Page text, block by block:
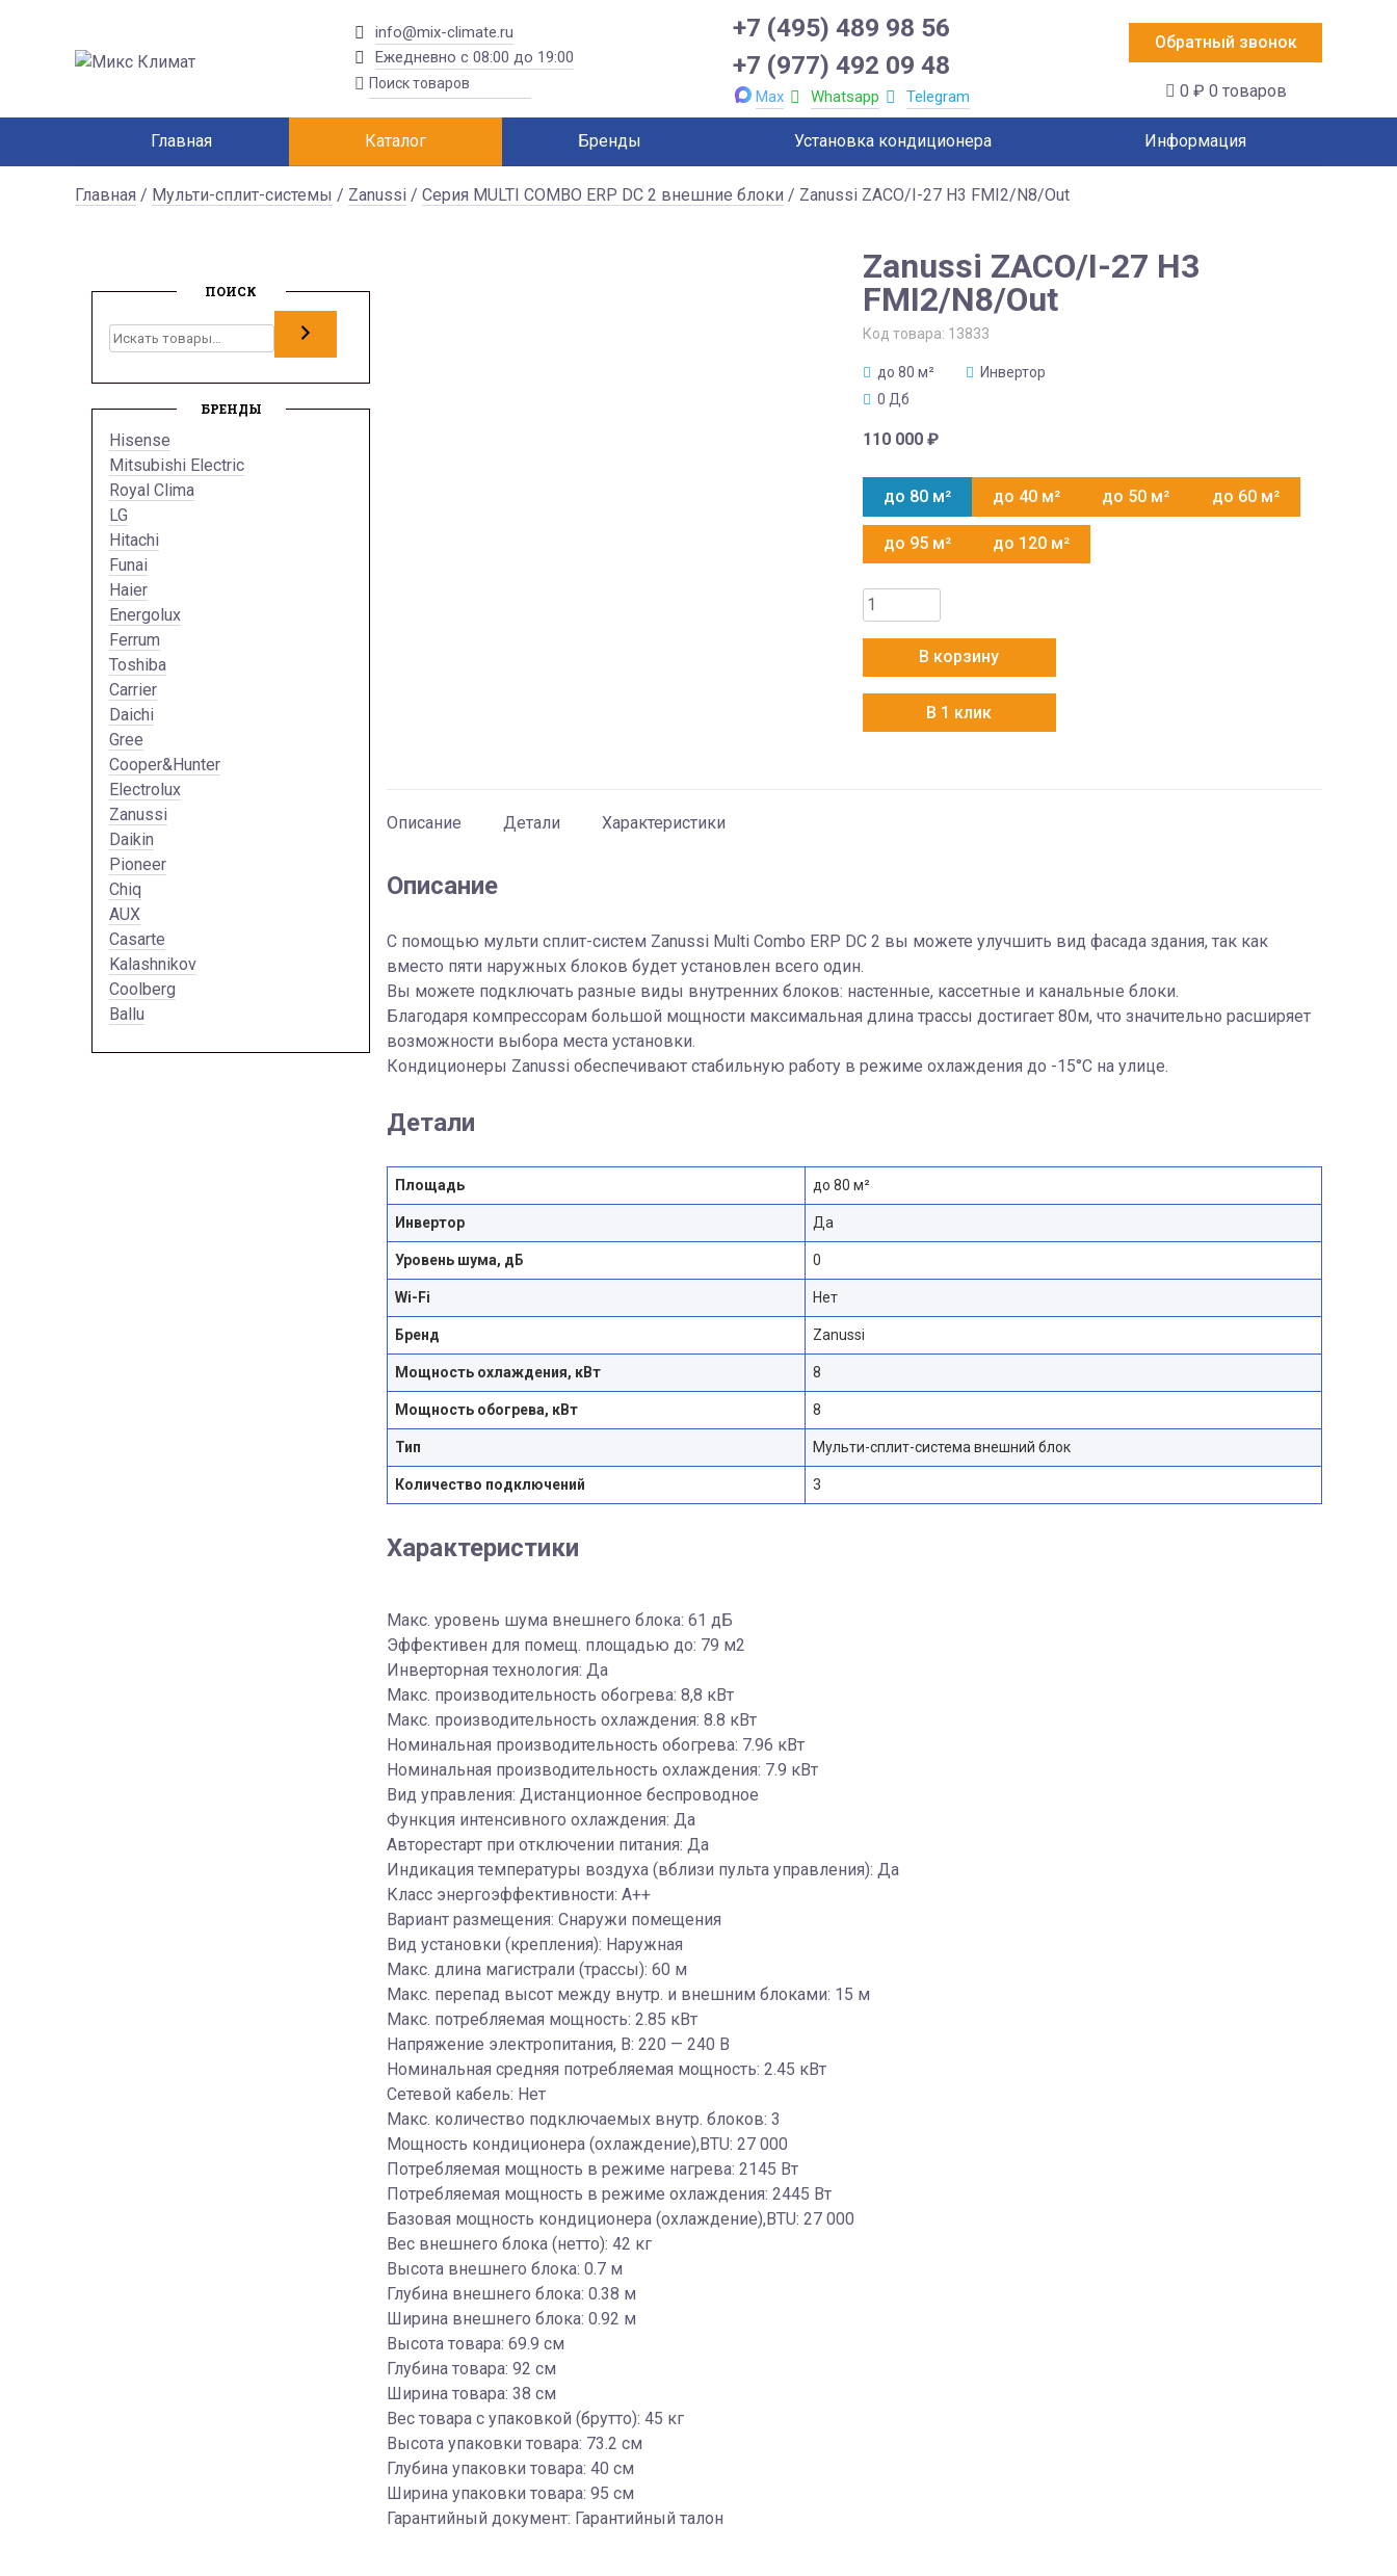
info@mix-climate.ru
Ежедневно с 08:00 до 19:00
+7 (495) 489 98 56
+7 (977) 492 09 48
Max Whatsapp Telegram
Обратный звонок
0 ₽ 0 товаров
Главная Каталог Бренды Установка кондиционера Информация
Главная / Мульти-сплит-системы / Zanussi / Серия MULTI COMBO ERP DC 2 внешние блоки / Zanussi ZACO/I-27 H3 FMI2/N8/Out
Zanussi ZACO/I-27 H3
FMI2/N8/Out
Код товара: 13833
до 80 м²
Инвертор
0 Дб
110 000 ₽
до 80 м² до 40 м² до 50 м² до 60 м²
до 95 м² до 120 м²
Количество
товара
ZACO/I-
27
В корзину
В 1 клик
Описание Детали Характеристики
Описание
С помощью мульти сплит-систем Zanussi Multi Combo ERP DC 2 вы можете улучшить вид фасада здания, так как
вместо пяти наружных блоков будет установлен всего один.
Вы можете подключать разные виды внутренних блоков: настенные, кассетные и канальные блоки.
Благодаря компрессорам большой мощности максимальная длина трассы достигает 80м, что значительно расширяет
возможности выбора места установки.
Кондиционеры Zanussi обеспечивают стабильную работу в режиме охлаждения до -15°С на улице.
Детали
Площадь до 80 м²
Инвертор Да
Уровень шума, дБ 0
Wi-Fi Нет
Бренд Zanussi
Мощность охлаждения, кВт 8
Мощность обогрева, кВт 8
Тип Мульти-сплит-система внешний блок
Количество подключений 3
Характеристики
Макс. уровень шума внешнего блока: 61 дБ
Эффективен для помещ. площадью до: 79 м2
Инверторная технология: Да
Макс. производительность обогрева: 8,8 кВт
Макс. производительность охлаждения: 8.8 кВт
Номинальная производительность обогрева: 7.96 кВт
Номинальная производительность охлаждения: 7.9 кВт
Вид управления: Дистанционное беспроводное
Функция интенсивного охлаждения: Да
Авторестарт при отключении питания: Да
Индикация температуры воздуха (вблизи пульта управления): Да
Класс энергоэффективности: A++
Вариант размещения: Снаружи помещения
Вид установки (крепления): Наружная
Макс. длина магистрали (трассы): 60 м
Макс. перепад высот между внутр. и внешним блоками: 15 м
Макс. потребляемая мощность: 2.85 кВт
Напряжение электропитания, В: 220 — 240 В
Номинальная средняя потребляемая мощность: 2.45 кВт
Сетевой кабель: Нет
Макс. количество подключаемых внутр. блоков: 3
Мощность кондиционера (охлаждение),BTU: 27 000
Потребляемая мощность в режиме нагрева: 2145 Вт
Потребляемая мощность в режиме охлаждения: 2445 Вт
Базовая мощность кондиционера (охлаждение),BTU: 27 000
Вес внешнего блока (нетто): 42 кг
Высота внешнего блока: 0.7 м
Глубина внешнего блока: 0.38 м
Ширина внешнего блока: 0.92 м
Высота товара: 69.9 см
Глубина товара: 92 см
Ширина товара: 38 см
Вес товара с упаковкой (брутто): 45 кг
Высота упаковки товара: 73.2 см
Глубина упаковки товара: 40 см
Ширина упаковки товара: 95 см
Гарантийный документ: Гарантийный талон
ПОИСК
Поиск
БРЕНДЫ
Hisense
Mitsubishi Electric
Royal Clima
LG
Hitachi
Funai
Haier
Energolux
Ferrum
Toshiba
Carrier
Daichi
Gree
Cooper&Hunter
Electrolux
Zanussi
Daikin
Pioneer
Chiq
AUX
Casarte
Kalashnikov
Coolberg
Ballu